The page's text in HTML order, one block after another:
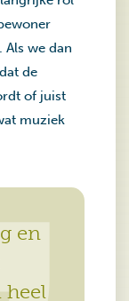
we dan
de
of juist
muziek
en
heel